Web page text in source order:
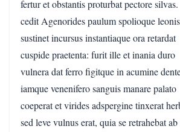
fertur et obstantis proturbat pectore silvas.
cedit Agenorides paulum spolioque leonis
sustinet incursus instantiaque ora retardat
cuspide praetenta: furit ille et inania duro
vulnera dat ferro figitque in acumine
iamque venenifero sanguis manare palato
coeperat et virides adspergine tinxerat
sed leve vulnus erat, quia se retrahebat